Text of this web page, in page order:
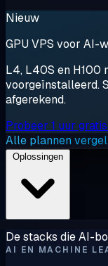
Nieuw
GPU VPS voor AI-
L4, L40S en H100
voorgeïnstalleerd.
afgerekend.
Probeer 1 uur
Alle plannen
De stacks die AI-
AI EN MACHINE